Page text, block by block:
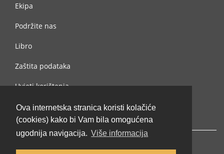
Ova internetska stranica koristi kolačiće
(cookies) kako bi Vam bila omogućena
ugodnija navigacija. Više informacija
Ekipa
Podržite nas
Libro
Zaštita podataka
Uvjeti korištenja
Kontaktiraj nas